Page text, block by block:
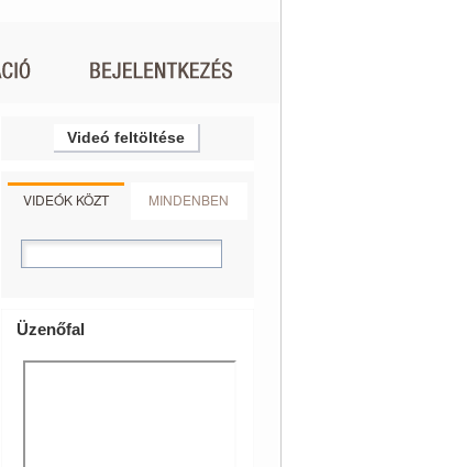
Videó feltöltése
VIDEÓK KÖZT MINDENBEN
Üzenőfal